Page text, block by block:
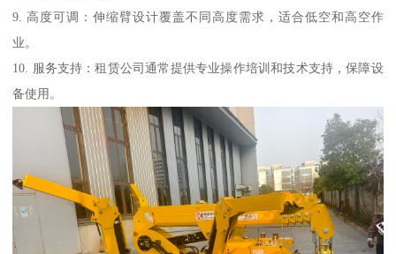
9. 高度可调：伸缩臂设计覆盖不同高度需求，适合低空和高空作
业。
10. 服务支持：租赁公司通常提供专业操作培训和技术支持，保障设
备使用。